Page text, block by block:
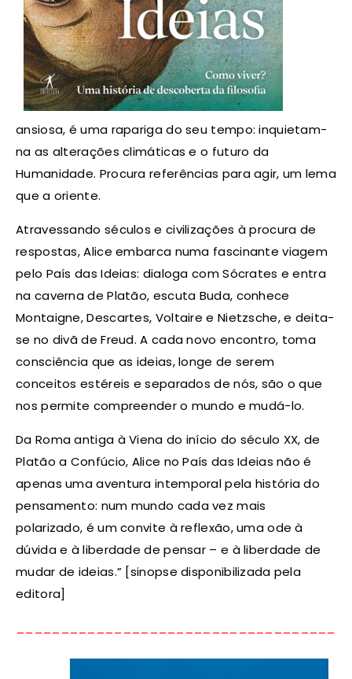
ansiosa, é uma rapariga do seu tempo: inquietam-
na as alterações climáticas e o futuro da
Humanidade. Procura referências para agir, um lema
que a oriente.
Atravessando séculos e civilizações à procura de
respostas, Alice embarca numa fascinante viagem
pelo País das Ideias: dialoga com Sócrates e entra
na caverna de Platão, escuta Buda, conhece
Montaigne, Descartes, Voltaire e Nietzsche, e deita-
se no divã de Freud. A cada novo encontro, toma
consciência que as ideias, longe de serem
conceitos estéreis e separados de nós, são o que
nos permite compreender o mundo e mudá-lo.
Da Roma antiga à Viena do início do século XX, de
Platão a Confúcio, Alice no País das Ideias não é
apenas uma aventura intemporal pela história do
pensamento: num mundo cada vez mais
polarizado, é um convite à reflexão, uma ode à
dúvida e à liberdade de pensar – e à liberdade de
mudar de ideias.” [sinopse disponibilizada pela
editora]